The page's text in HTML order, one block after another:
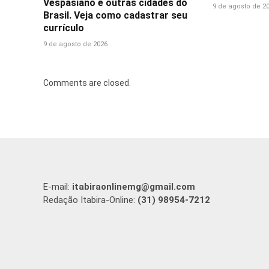
Vespasiano e outras cidades do
Brasil. Veja como cadastrar seu
currículo
9 de agosto de 2026
9 de agosto de
Comments are closed.
E-mail: itabiraonlinemg@gmail.com
Redação Itabira-Online: (31) 98954-7212